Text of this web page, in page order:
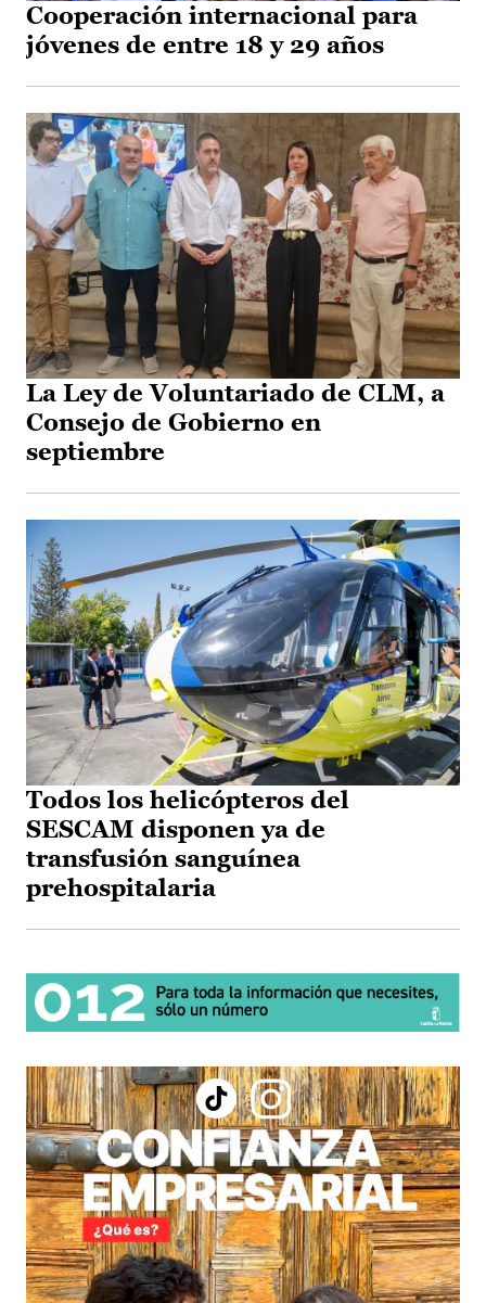
Cooperación internacional para
jóvenes de entre 18 y 29 años
La Ley de Voluntariado de CLM, a
Consejo de Gobierno en
septiembre
Todos los helicópteros del
SESCAM disponen ya de
transfusión sanguínea
prehospitalaria